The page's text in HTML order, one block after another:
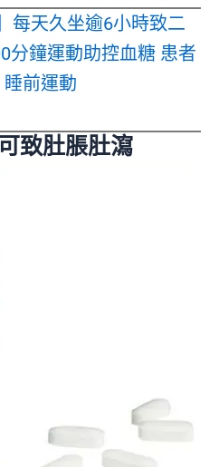
每天久坐逾6小時致二
分鐘運動助控血糖 患者
前運動
致肚脹肚瀉